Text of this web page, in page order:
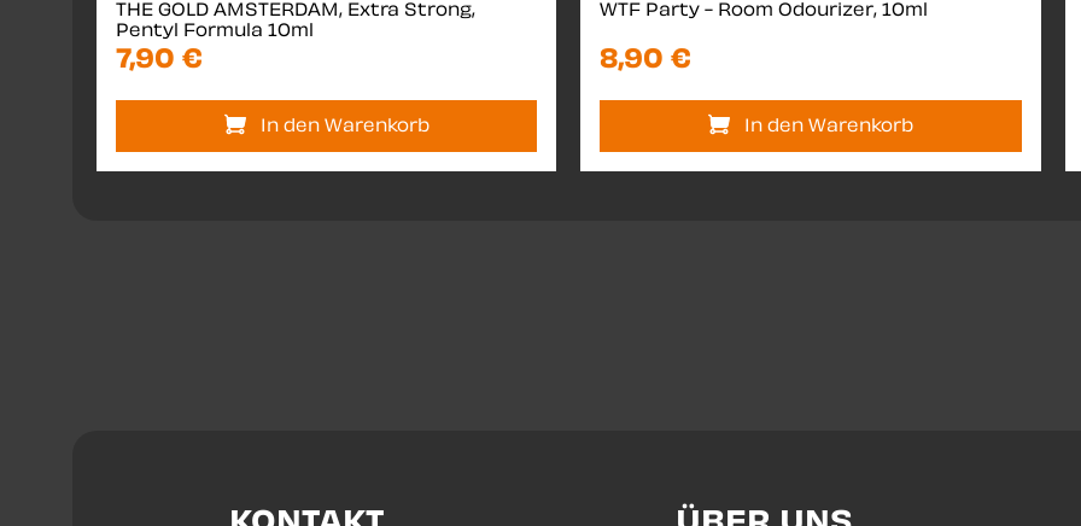
THE GOLD AMSTERDAM, Extra Strong,
Pentyl Formula 10ml
7,90 €
In den Warenkorb
WTF Party - Room Odourizer, 10ml
8,90 €
In den Warenkorb